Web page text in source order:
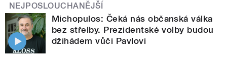
NEJPOSLOUCHANĚJŠÍ
Michopulos: Čeká nás občanská válka
bez střelby. Prezidentské volby budou
džihádem vůči Pavlovi